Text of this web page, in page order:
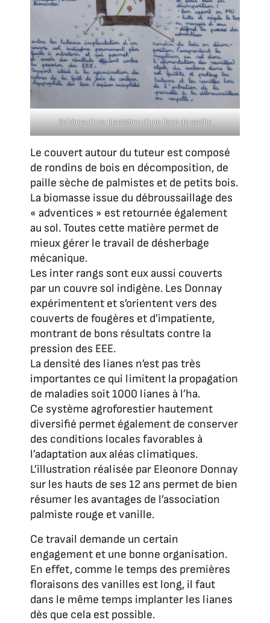
Schéma d’une plantation d’une liane de vanille
Le couvert autour du tuteur est composé
de rondins de bois en décomposition, de
paille sèche de palmistes et de petits bois.
La biomasse issue du débroussaillage des
« adventices » est retournée également
au sol. Toutes cette matière permet de
mieux gérer le travail de désherbage
mécanique.
Les inter rangs sont eux aussi couverts
par un couvre sol indigène. Les Donnay
expérimentent et s’orientent vers des
couverts de fougères et d’impatiente,
montrant de bons résultats contre la
pression des EEE.
La densité des lianes n’est pas très
importantes ce qui limitent la propagation
de maladies soit 1000 lianes à l’ha.
Ce système agroforestier hautement
diversifié permet également de conserver
des conditions locales favorables à
l’adaptation aux aléas climatiques.
L’illustration réalisée par Eleonore Donnay
sur les hauts de ses 12 ans permet de bien
résumer les avantages de l’association
palmiste rouge et vanille.
Ce travail demande un certain
engagement et une bonne organisation.
En effet, comme le temps des premières
floraisons des vanilles est long, il faut
dans le même temps implanter les lianes
dès que cela est possible.